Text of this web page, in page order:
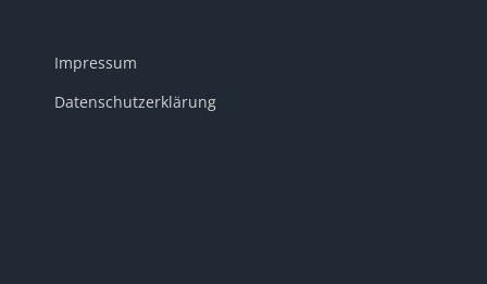
Impressum
Datenschutzerklärung